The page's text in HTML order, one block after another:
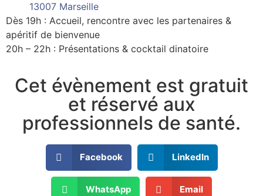
13007 Marseille
Dès 19h : Accueil, rencontre avec les partenaires &
apéritif de bienvenue
20h – 22h : Présentations & cocktail dinatoire
Cet évènement est gratuit
et réservé aux
professionnels de santé.
Facebook LinkedIn
WhatsApp Email